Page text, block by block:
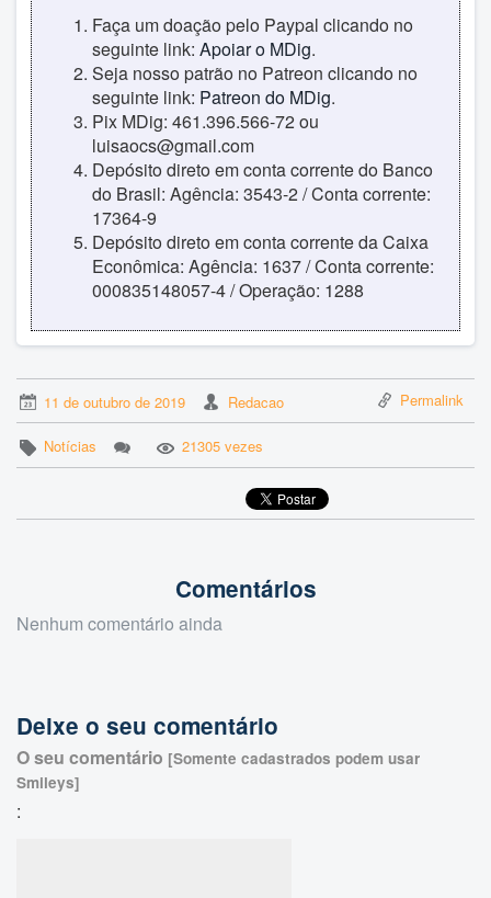
Faça um doação pelo Paypal clicando no
seguinte link: Apoiar o MDig.
Seja nosso patrão no Patreon clicando no
seguinte link: Patreon do MDig.
Pix MDig: 461.396.566-72 ou
luisaocs@gmail.com
Depósito direto em conta corrente do Banco
do Brasil: Agência: 3543-2 / Conta corrente:
17364-9
Depósito direto em conta corrente da Caixa
Econômica: Agência: 1637 / Conta corrente:
000835148057-4 / Operação: 1288
11 de outubro de 2019 Redacao Permalink
Notícias 21305 vezes
Comentários
Nenhum comentário ainda
Deixe o seu comentário
O seu comentário [Somente cadastrados podem usar
Smileys]
: